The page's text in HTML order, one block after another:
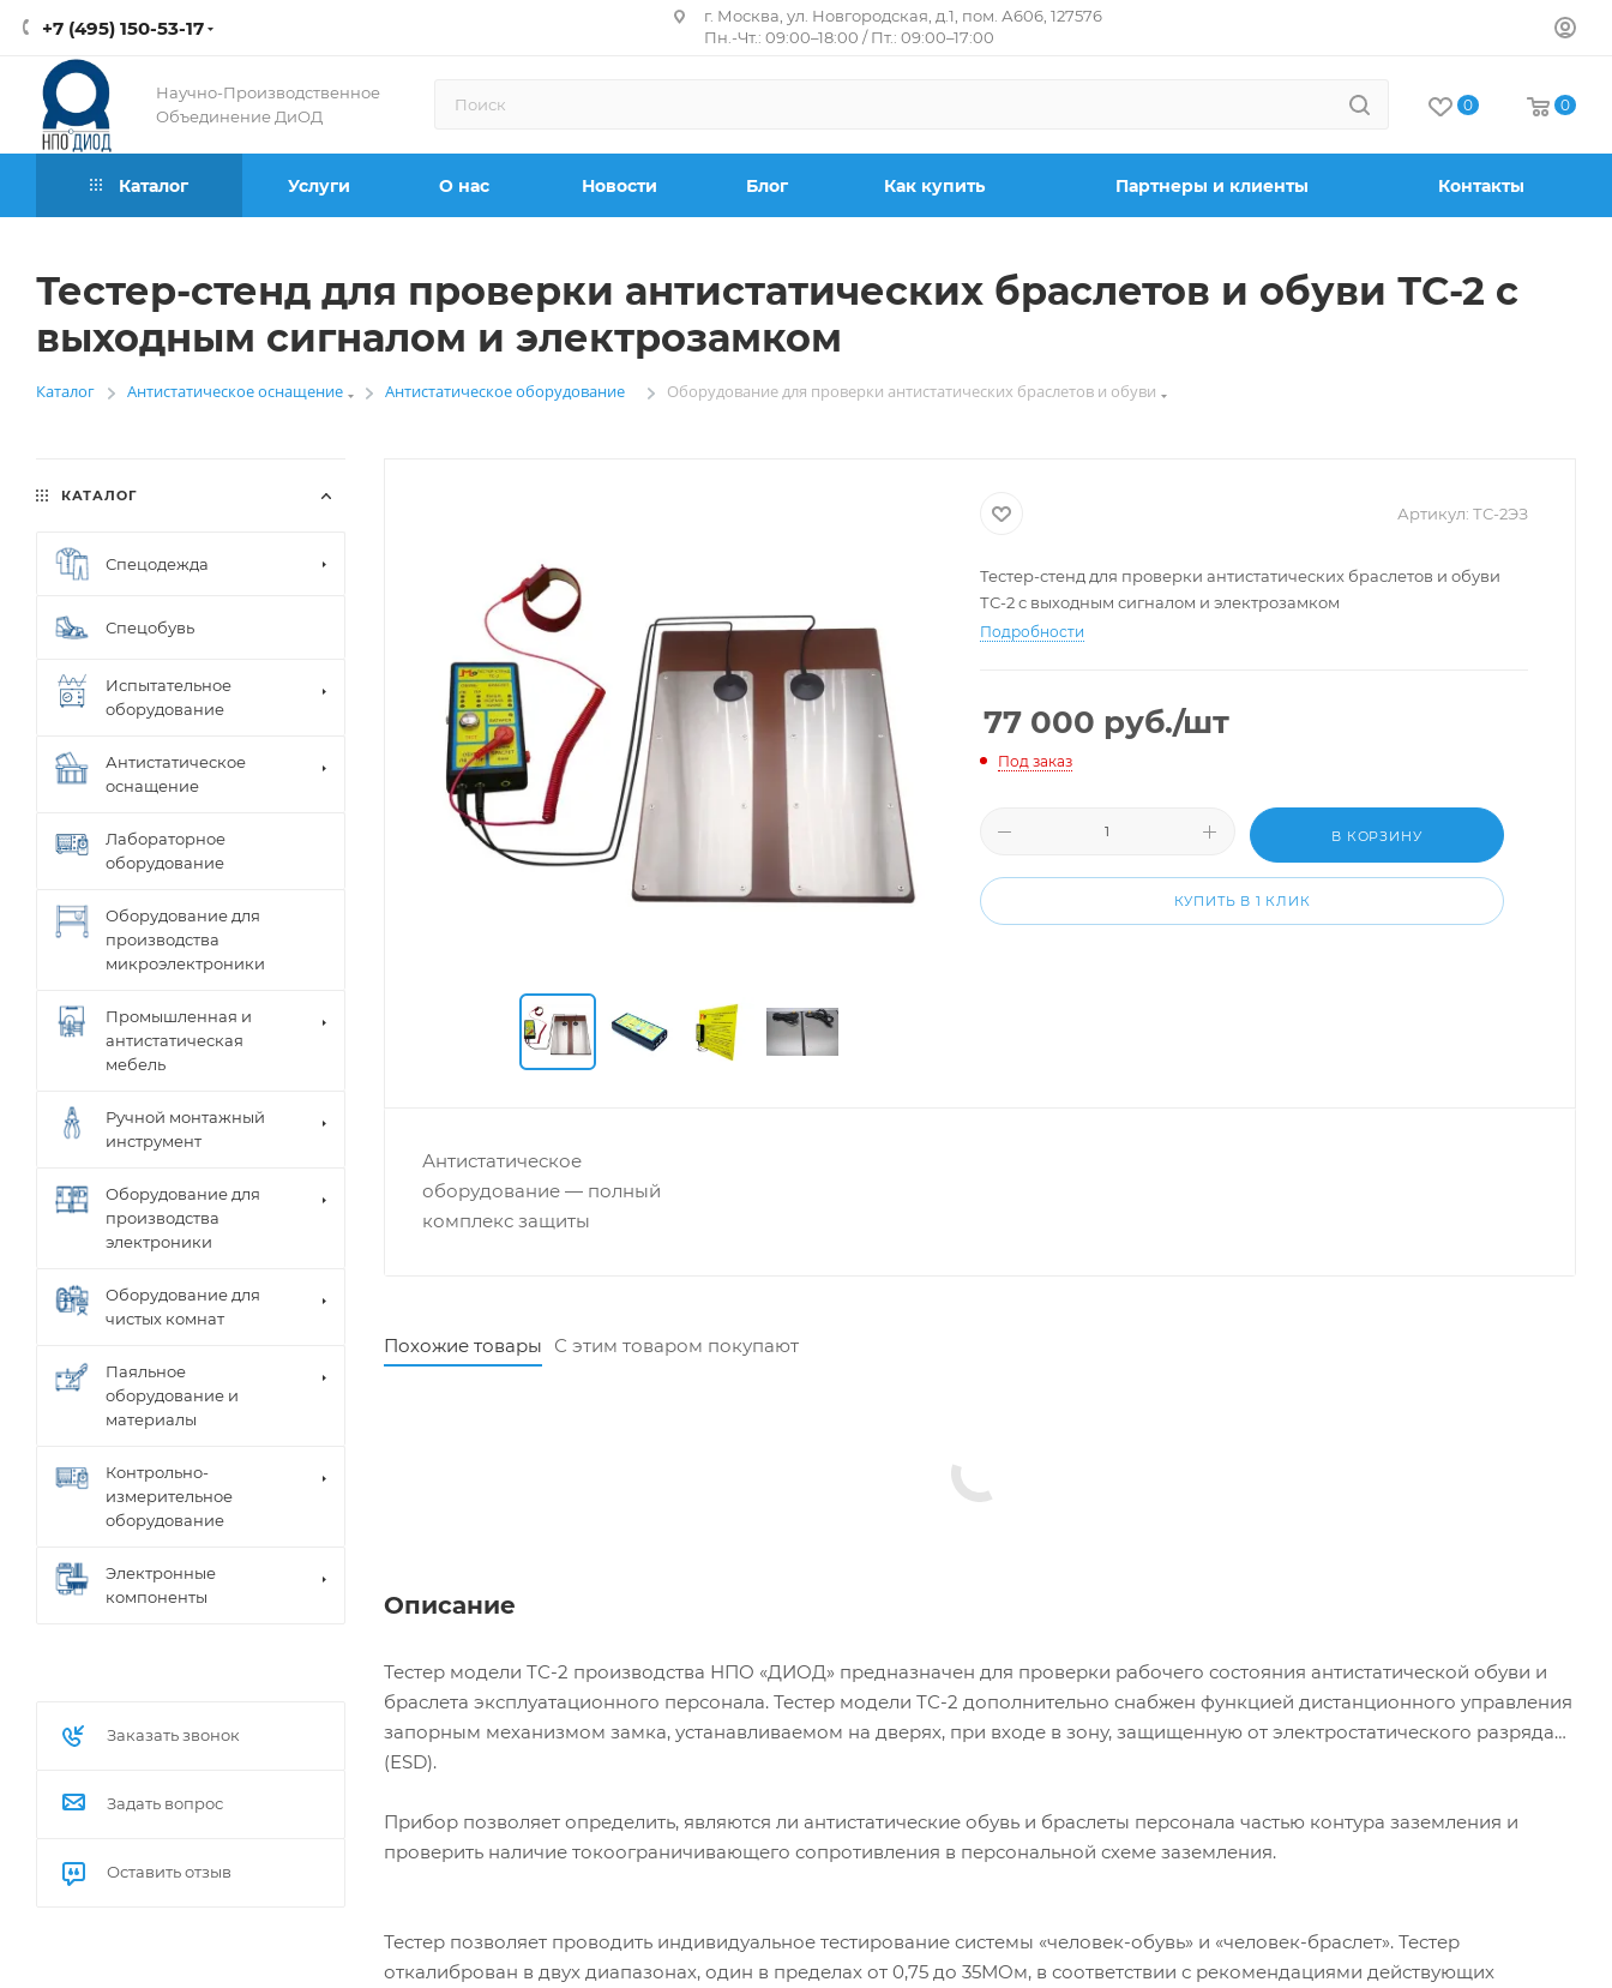
+7 (495) 150-53-17
г. Москва, ул. Новгородская, д.1, пом. А606, 127576
Пн.-Чт.: 09:00–18:00 / Пт.: 09:00–17:00
Научно-Производственное
Объединение ДиОД
0 0
Каталог Услуги О нас Новости Блог Как купить Партнеры и клиенты Контакты
Тестер-стенд для проверки антистатических браслетов и обуви ТС-2 с
выходным сигналом и электрозамком
Каталог —
Антистатическое оснащение —
Антистатическое оборудование —Оборудование для проверки антистатических браслетов и обуви
Артикул: ТС-2ЭЗ
Тестер-стенд для проверки антистатических браслетов и обуви
ТС-2 с выходным сигналом и электрозамком
Подробности
77 000 руб./шт
Под заказ
В КОРЗИНУ
КУПИТЬ В 1 КЛИК
Антистатическое
оборудование — полный
комплекс защиты
Похожие товары С этим товаром покупают
Описание
Тестер модели ТС-2 производства НПО «ДИОД» предназначен для проверки рабочего состояния антистатической обуви и
браслета эксплуатационного персонала. Тестер модели ТС-2 дополнительно снабжен функцией дистанционного управления
запорным механизмом замка, устанавливаемом на дверях, при входе в зону, защищенную от электростатического разряда
(ЕSD).
Прибор позволяет определить, являются ли антистатические обувь и браслеты персонала частью контура заземления и
проверить наличие токоограничивающего сопротивления в персональной схеме заземления.
Тестер позволяет проводить индивидуальное тестирование системы «человек-обувь» и «человек-браслет». Тестер
откалиброван в двух диапазонах, один в пределах от 0,75 до 35МОм, в соответствии с рекомендациями действующих
КАТАЛОГ
Спецодежда
Спецобувь
Испытательное
оборудование
Антистатическое
оснащение
Лабораторное
оборудование
Оборудование для
производства
микроэлектроники
Промышленная и
антистатическая
мебель
Ручной монтажный
инструмент
Оборудование для
производства
электроники
Оборудование для
чистых комнат
Паяльное
оборудование и
материалы
Контрольно-
измерительное
оборудование
Электронные
компоненты
Заказать звонок
Задать вопрос
Оставить отзыв